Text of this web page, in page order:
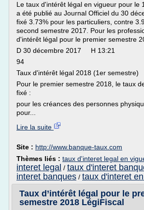
Le taux d'intérêt légal en vigueur pour le
a été publié au Journal Officiel du 30
fixé 3.73% pour les particuliers, contre
second semestre 2017. Pour les
d'intérêt légal pour le premier semestre
D 30 décembre 2017 H 13:21
94
Taux d'intérêt légal 2018 (1er semestre)
Pour le premier semestre 2018, le taux
fixé :
pour les créances des personnes
pour...
Lire la suite
Site : http://www.banque-taux.com
Thèmes liés : taux d'interet legal en
interet legal / taux d'interet
interet banques / taux d'interet
Taux d’intérêt légal pour le
semestre 2018 LégiFiscal